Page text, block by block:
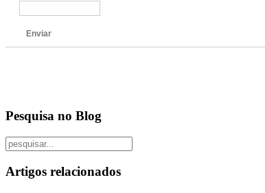
Enviar
Pesquisa no Blog
Artigos relacionados